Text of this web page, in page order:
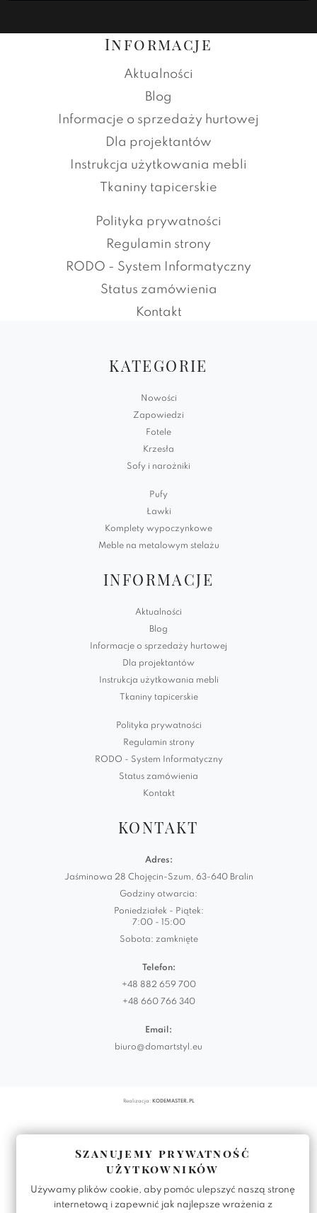
Informacje
Aktualności
Blog
Informacje o sprzedaży hurtowej
Dla projektantów
Instrukcja użytkowania mebli
Tkaniny tapicerskie
Polityka prywatności
Regulamin strony
RODO - System Informatyczny
Status zamówienia
Kontakt
KATEGORIE
Nowości
Zapowiedzi
Fotele
Krzesła
Sofy i narożniki
Pufy
Ławki
Komplety wypoczynkowe
Meble na metalowym stelażu
INFORMACJE
Aktualności
Blog
Informacje o sprzedaży hurtowej
Dla projektantów
Instrukcja użytkowania mebli
Tkaniny tapicerskie
Polityka prywatności
Regulamin strony
RODO - System Informatyczny
Status zamówienia
Kontakt
KONTAKT
Adres:
Jaśminowa 28 Chojęcin-Szum, 63-640 Bralin
Godziny otwarcia:
Poniedziałek - Piątek:
7:00 - 15:00
Sobota: zamknięte
Telefon:
+48 882 659 700
+48 660 766 340
Email:
biuro@domartstyl.eu
Realizacja: KODEMASTER.PL
Szanujemy prywatność
użytkowników
Używamy plików cookie, aby pomóc ulepszyć naszą stronę
internetową i zapewnić jak najlepsze wrażenia z